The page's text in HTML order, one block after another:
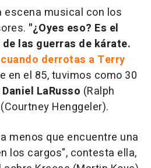
escena musical con los
"¿Oyes eso? Es el
las guerras de kárate.
derrotas a Terry
en el 85, tuvimos como 30
Daniel LaRusso (Ralph
(Courtney Henggeler).
menos que encuentre una
los cargos", contesta ella,